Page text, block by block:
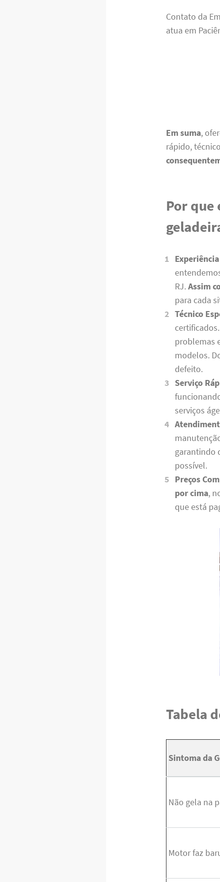
Contato da
atua em
Em suma,
rápido,
Por que
RJ.Assim
para cada
Técnico
certificados.
problemas
modelos.
defeito.
Serviço
serviços
garantindo
possível.
Preços
por cima,
que está
Tabela
Sintoma da
Não gela na
Motor faz